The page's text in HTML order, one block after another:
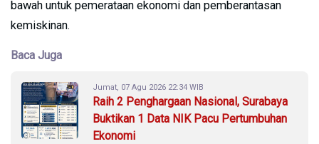
bawah untuk pemerataan ekonomi dan pemberantasan
kemiskinan.
Baca Juga
Jumat, 07 Agu 2026 22:34 WIB
Raih 2 Penghargaan Nasional, Surabaya
Buktikan 1 Data NIK Pacu Pertumbuhan
Ekonomi